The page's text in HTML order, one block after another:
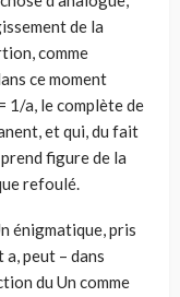
de la
comme
ce moment
1/a, le complète de
et qui, du fait
figure de la
refoulé.
énigmatique, pris
peut – dans
du Un comme